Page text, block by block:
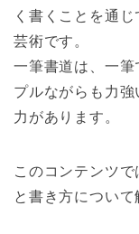
く書くことを通
芸術です。
一筆書道は、一
プルながらも力
力があります。
このコンテンツ
と書き方について